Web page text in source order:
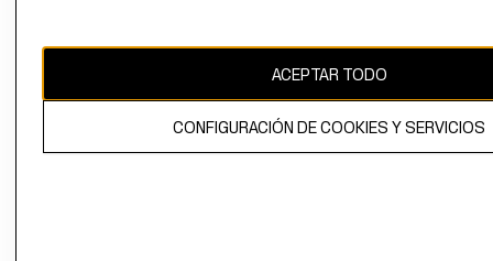
El contenido de esta página web está protegido por copyright y es
propiedad de H&M Hennes & Mauritz AB.
ACEPTAR TODO
CONFIGURACIÓN DE COOKIES Y SERVICIOS